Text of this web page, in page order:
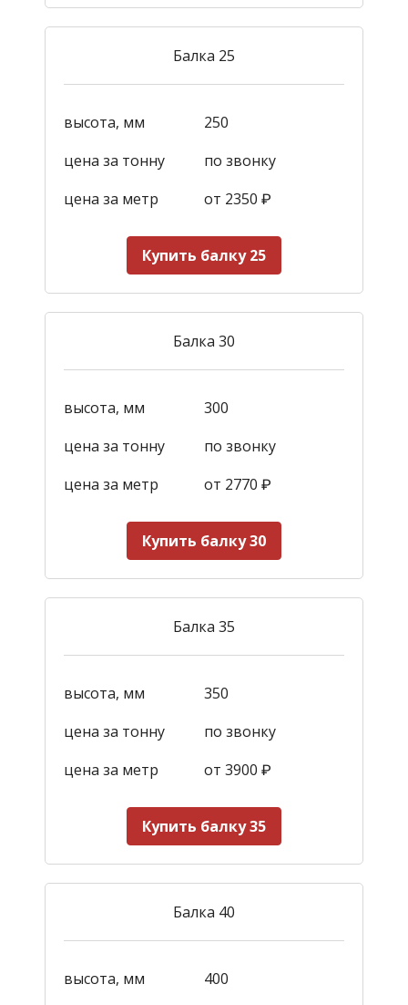
Балка 25
высота, мм
250
цена за тонну
по звонку
цена за метр
от 2350 ₽
Купить балку 25
Балка 30
высота, мм
300
цена за тонну
по звонку
цена за метр
от 2770 ₽
Купить балку 30
Балка 35
высота, мм
350
цена за тонну
по звонку
цена за метр
от 3900 ₽
Купить балку 35
Балка 40
высота, мм 400